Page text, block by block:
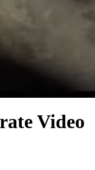
Video